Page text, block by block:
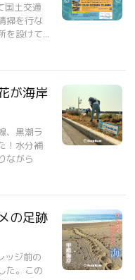
国土交通
掃を行な
を設けて...
が海岸
、黒潮ラ
！水分補
ながら
の足跡
ッジ前の
た。この